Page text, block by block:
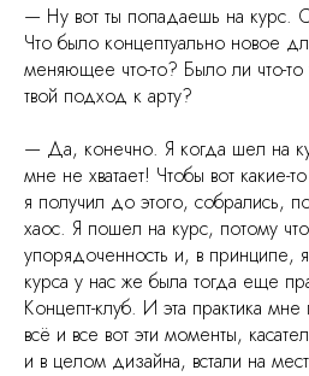
— Ну вот ты попадаешь на курс.
Что было концептуально новое
меняющее что-то? Было ли что-
твой подход к арту?
— Да, конечно. Я когда шел на
мне не хватает! Чтобы вот какие-
я получил до этого, собрались,
хаос. Я пошел на курс, потому
упорядоченность и, в принципе,
курса у нас же была тогда еще
Концепт-клуб. И эта практика
всё и все вот эти моменты,
и в целом дизайна, встали на